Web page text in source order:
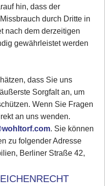
hin, dass der
durch Dritte in
nach dem derzeitigen
gewährleistet werden
dass Sie uns
Sorgfalt an, um
Wenn Sie Fragen
an uns wenden.
. Sie können
zu folgender Adresse
Berliner Straße 42,